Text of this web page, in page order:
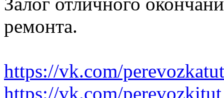
ремонта.
https://vk.com/perevozkatut
https://vk.com/perevozkitut